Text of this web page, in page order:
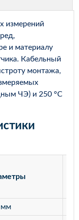
измерений
и материалу
Кабельный
монтажа,
ЧЭ) и 250 °С
мм